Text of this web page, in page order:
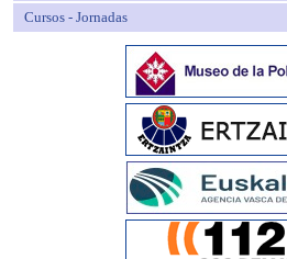
Cursos - Jornadas